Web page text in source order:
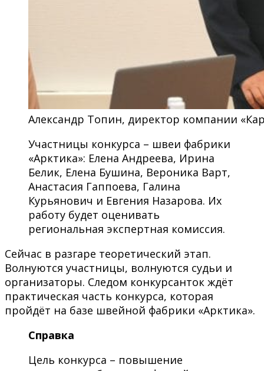
Александр Топин, директор компании
Участницы конкурса – швеи фабрики
«Арктика»: Елена Андреева, Ирина
Белик, Елена Бушина, Вероника Варт,
Анастасия Гаппоева, Галина
Курьянович и Евгения Назарова. Их
работу будет оценивать
региональная экспертная комиссия.
Сейчас в разгаре теоретический этап.
Волнуются участницы, волнуются судьи и
организаторы. Следом конкурсанток ждёт
практическая часть конкурса, которая
пройдёт на базе швейной фабрики «Арктика».
Справка
Цель конкурса – повышение